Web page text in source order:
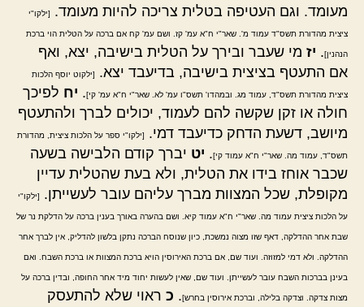
מעומד. וגם העטיפה בטלית צריכה להיות מעומד.
[ילקו"י
ציצית מהדורת תשס"ד עמוד מ'. שאר"י ח"א עמ' קז. ושם עמ' קח אם ברכה על הטלית הוי ברכת
הנהנין]. יז מי שעבר ובירך על הטלית בישיבה, יצא, ואף
אם התעטף בציצית בישיבה, בדיעבד יצא.
[ילקוט יוסף הלכות
ציצית מהדורת תשס"ד, עמוד מג. ובמהדו' תשס"ו עמ' לא. שאר"י ח"א עמ' קי]. יח לפיכך
חולה או זקן שקשה להם לעמוד, יכולים לברך ולהתעטף
מיושב, דשעת הדחק כדיעבד דמי.
[ילקו"י ספר על הלכות ציצית, מהדורת
תשס"ד, עמוד מה. שאר"י ח"א עמוד קי]. יט יברך קודם הלבישה בשעה
שכבר אוחז בידו את הטלית, ולא בעת שהטלית עדיין
מקופלת, שכל המצוות מברך עליהם עובר לעשייתן.
[ילקו"י
על הלכות ציצית עמוד מה. שאר"י ח"א עמוד קיא. ושם בהערה באורך בענין ברכה על הדלקת נר של
שבת אחר ההדלקה, דאף שזו מצוה נמשכת, כיון שנוסח הברכה נתקן בלשון להדליק, אין לברך אחר
ההדלקה. ולא דמי למזוזה. ועוד שם, אם ברכת האירוסין הויא ברכת המצוות או ברכת השבח. ואם
בעינן בברכות השבח עובר לעשייתן. ועוד שם, שאין לעשות יחוד מיד אחר החופה, ובדין ברכה על
מצות צדקה. וצדקה בלילה, וברכת אירוסין בחרש]. כ ראוי שלא להתעסק